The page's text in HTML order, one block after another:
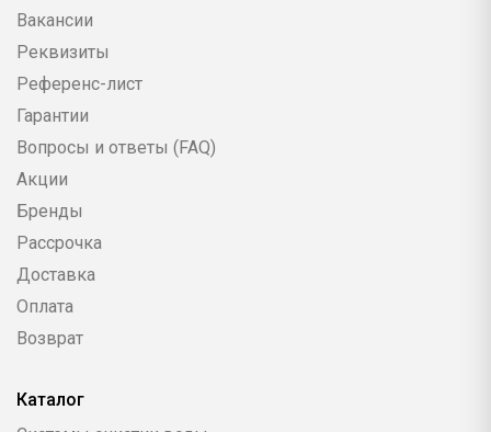
Вакансии
Реквизиты
Референс-лист
Гарантии
Вопросы и ответы (FAQ)
Акции
Бренды
Рассрочка
Доставка
Оплата
Возврат
Каталог